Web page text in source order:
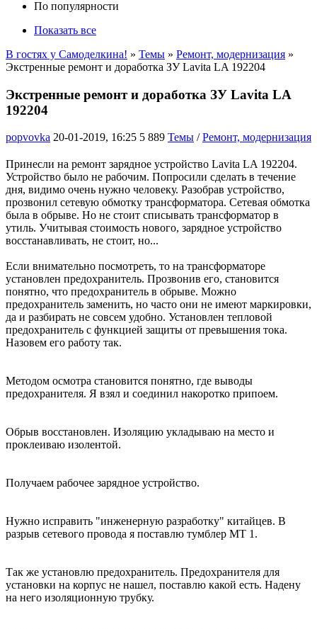
По популярности
Показать все
В гостях у Самоделкина! » Темы » Ремонт, модернизация »
Экстренные ремонт и доработка ЗУ Lavita LA 192204
Экстренные ремонт и доработка ЗУ Lavita LA
192204
popvovka 20-01-2019, 16:25 5 889 Темы /Ремонт, модернизация
Принесли на ремонт зарядное устройство Lavita LA 192204.
Устройство было не рабочим. Попросили сделать в течение
дня, видимо очень нужно человеку. Разобрав устройство,
прозвонил сетевую обмотку трансформатора. Сетевая обмотка
была в обрыве. Но не стоит списывать трансформатор в
утиль. Учитывая стоимость нового, зарядное устройство
восстанавливать, не стоит, но...
Если внимательно посмотреть, то на трансформаторе
установлен предохранитель. Прозвонив его, становится
понятно, что предохранитель в обрыве. Можно
предохранитель заменить, но часто они не имеют маркировки,
да и разбирать не совсем удобно. Установлен тепловой
предохранитель с функцией защиты от превышения тока.
Назовем его работу так.
Методом осмотра становится понятно, где выводы
предохранителя. Я взял и соединил накоротко припоем.
Обрыв восстановлен. Изоляцию укладываю на место и
проклеиваю изолентой.
Получаем рабочее зарядное устройство.
Нужно исправить "инженерную разработку" китайцев. В
разрыв сетевого провода я поставлю тумблер МТ 1.
Так же установлю предохранитель. Предохранителя для
установки на корпус не нашел, поставлю какой есть. Надену
на него изоляционную трубку.